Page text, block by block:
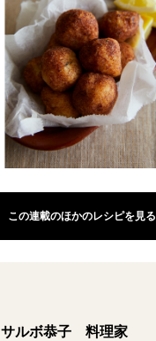
この連載のほかのレシピを見る
サルボ恭子 料理家